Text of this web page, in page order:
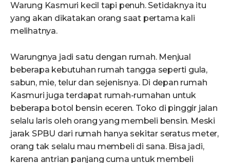
Warung Kasmuri kecil tapi penuh. Setidaknya itu
yang akan dikatakan orang saat pertama kali
melihatnya.
Warungnya jadi satu dengan rumah. Menjual
beberapa kebutuhan rumah tangga seperti gula,
sabun, mie, telur dan sejenisnya. Di depan rumah
Kasmuri juga terdapat rumah-rumahan untuk
beberapa botol bensin eceren. Toko di pinggir jalan
selalu laris oleh orang yang membeli bensin. Meski
jarak SPBU dari rumah hanya sekitar seratus meter,
orang tak selalu mau membeli di sana. Bisa jadi,
karena antrian panjang cuma untuk membeli